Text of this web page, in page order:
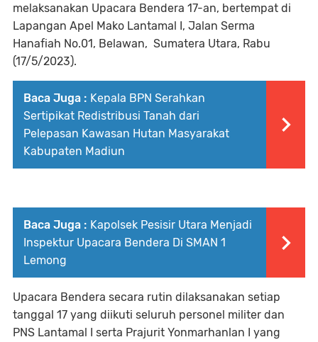
melaksanakan Upacara Bendera 17-an, bertempat di
Lapangan Apel Mako Lantamal I, Jalan Serma
Hanafiah No.01, Belawan, Sumatera Utara, Rabu
(17/5/2023).
Baca Juga : Kepala BPN Serahkan
Sertipikat Redistribusi Tanah dari
Pelepasan Kawasan Hutan Masyarakat
Kabupaten Madiun
Baca Juga : Kapolsek Pesisir Utara Menjadi
Inspektur Upacara Bendera Di SMAN 1
Lemong
Upacara Bendera secara rutin dilaksanakan setiap
tanggal 17 yang diikuti seluruh personel militer dan
PNS Lantamal I serta Prajurit Yonmarhanlan I yang